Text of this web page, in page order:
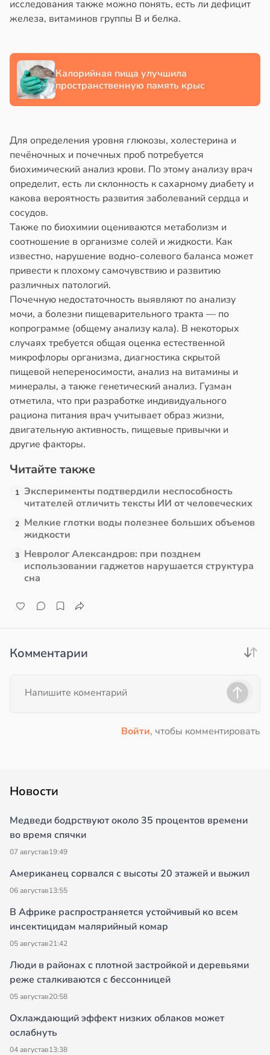
в20:58
исследования также можно понять, есть ли дефицит
железа, витаминов группы B и белка.
Калорийная пища улучшила
пространственную память крыс
Для определения уровня глюкозы, холестерина и
печёночных и почечных проб потребуется
биохимический анализ крови. По этому анализу врач
определит, есть ли склонность к сахарному диабету и
какова вероятность развития заболеваний сердца и
сосудов.
Также по биохимии оцениваются метаболизм и
соотношение в организме солей и жидкости. Как
известно, нарушение водно-солевого баланса может
привести к плохому самочувствию и развитию
различных патологий.
Почечную недостаточность выявляют по анализу
мочи, а болезни пищеварительного тракта — по
копрограмме (общему анализу кала). В некоторых
случаях требуется общая оценка естественной
микрофлоры организма, диагностика скрытой
пищевой непереносимости, анализ на витамины и
минералы, а также генетический анализ. Гузман
отметила, что при разработке индивидуального
рациона питания врач учитывает образ жизни,
двигательную активность, пищевые привычки и
другие факторы.
Читайте также
1 Эксперименты подтвердили неспособность
читателей отличить тексты ИИ от человеческих
2 Мелкие глотки воды полезнее больших объемов
жидкости
3 Невролог Александров: при позднем
использовании гаджетов нарушается структура
сна
Комментарии
Войти, чтобы комментировать
Новости
Медведи бодрствуют около 35 процентов времени
во время спячки
07 августав19:49
Американец сорвался с высоты 20 этажей и выжил
06 августав13:55
В Африке распространяется устойчивый ко всем
инсектицидам малярийный комар
05 августав21:42
Люди в районах с плотной застройкой и деревьями
реже сталкиваются с бессонницей
05 августав20:58
Охлаждающий эффект низких облаков может
ослабнуть
04 августав13:38